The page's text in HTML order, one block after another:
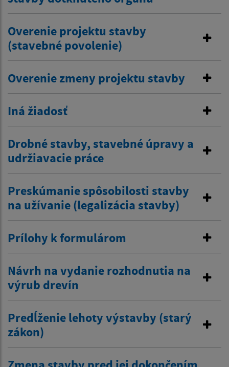
Overenie projektu stavby
(stavebné povolenie)
Overenie zmeny projektu stavby
Iná žiadosť
Drobné stavby, stavebné úpravy a
udržiavacie práce
Preskúmanie spôsobilosti stavby
na užívanie (legalizácia stavby)
Prílohy k formulárom
Návrh na vydanie rozhodnutia na
výrub drevín
Predĺženie lehoty výstavby (starý
zákon)